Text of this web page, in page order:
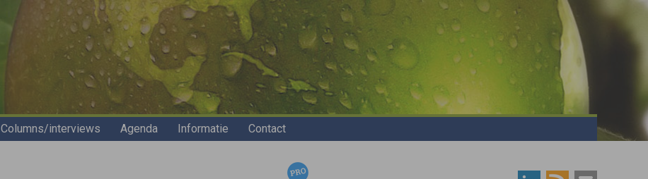
Columns/interviews Agenda Informatie Contact